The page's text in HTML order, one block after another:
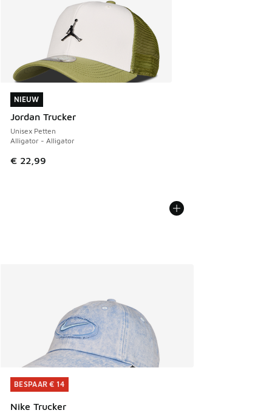
NIEUW
Jordan Trucker
Unisex Petten
Alligator - Alligator
€ 22,99
NIEUW
BESPAAR € 14
Nike Trucker
BESPAAR € 14